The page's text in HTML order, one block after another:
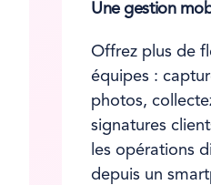
Une gestion
Offrez plus de
équipes :
photos,
signatures
les opérations
depuis un